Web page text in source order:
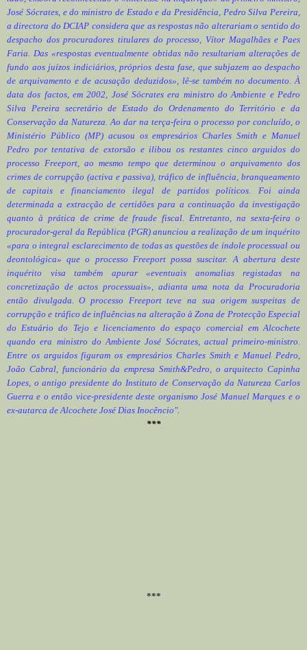
José Sócrates, e do ministro de Estado e da Presidência, Pedro Silva Pereira,
a directora do DCIAP considera que as respostas não alterariam o sentido do
despacho dos procuradores titulares do processo, Vítor Magalhães e Paes
Faria. Das «respostas eventualmente obtidas não resultariam alterações de
fundo aos juízos indiciários, próprios desta fase, que subjazem ao despacho
de arquivamento e de acusação deduzidos», lê-se também no documento. À
data dos factos, em 2002, José Sócrates era ministro do Ambiente e Pedro
Silva Pereira secretário de Estado do Ordenamento do Território e da
Conservação da Natureza. Ao dar na terça-feira o processo por concluído, o
Ministério Público (MP) acusou os empresários Charles Smith e Manuel
Pedro por tentativa de extorsão e ilibou os restantes cinco arguidos do
processo Freeport, ao mesmo tempo que determinou o arquivamento dos
crimes de corrupção (activa e passiva), tráfico de influência, branqueamento
de capitais e financiamento ilegal de partidos políticos. Foi ainda
determinada a extracção de certidões para a continuação da investigação
quanto à prática de crime de fraude fiscal. Entretanto, na sexta-feira o
procurador-geral da República (PGR) anunciou a realização de um inquérito
«para o integral esclarecimento de todas as questões de índole processual ou
deontológica» que o processo Freeport possa suscitar. A abertura deste
inquérito visa também apurar «eventuais anomalias registadas na
concretização de actos processuais», adianta uma nota da Procuradoria
então divulgada. O processo Freeport teve na sua origem suspeitas de
corrupção e tráfico de influências na alteração à Zona de Protecção Especial
do Estuário do Tejo e licenciamento do espaço comercial em Alcochete
quando era ministro do Ambiente José Sócrates, actual primeiro-ministro.
Entre os arguidos figuram os empresários Charles Smith e Manuel Pedro,
João Cabral, funcionário da empresa Smith&Pedro, o arquitecto Capinha
Lopes, o antigo presidente do Instituto de Conservação da Natureza Carlos
Guerra e o então vice-presidente deste organismo José Manuel Marques e o
ex-autarca de Alcochete José Dias Inocêncio".
***
***